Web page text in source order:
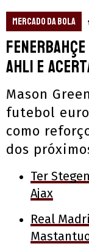
MERCADO DA BOLA
Ahli e
Mason
futebol
como
dos
Ter
Ajax
Real